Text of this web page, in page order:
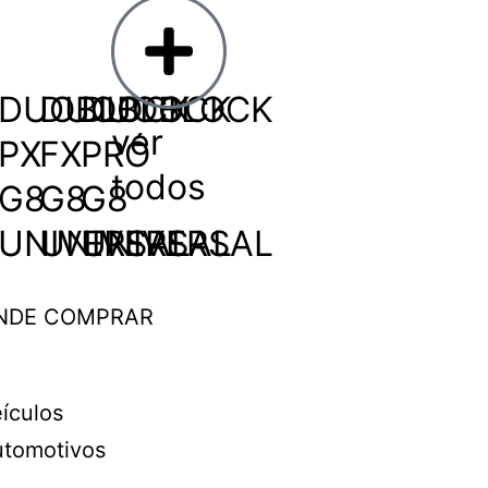
DUOBLOCK
FX
G8
UNIVERSAL
DUOBLOCK
PRÓ
G8
UNIVERSAL
ver
todos
COMPRAR